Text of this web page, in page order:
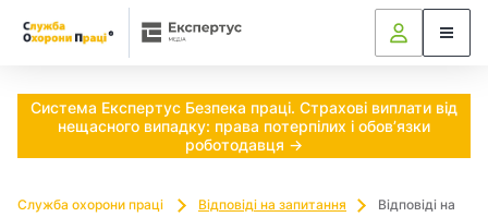
Система Експертус Безпека праці. Страхові виплати від
нещасного випадку: права потерпілих і обов’язки
роботодавця →
Служба охорони праці Відповіді на запитання
Відповіді на
Ч
о
т